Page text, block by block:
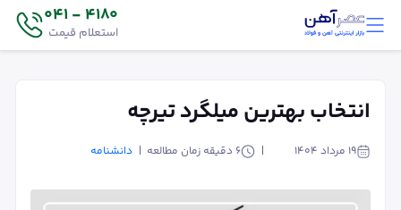
4180 - 041
استعلام قیمت
انتخاب بهترین میلگرد تیرچه
۱۹ مرداد ۱۴۰۴ 6 دقیقه زمان مطالعه دانشنامه